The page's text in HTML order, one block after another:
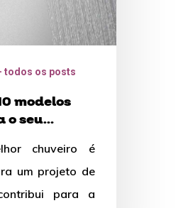
todos os posts
modelos
o seu
chuveiro é
um projeto de
para a